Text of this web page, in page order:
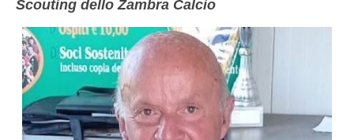
PRATO
SIENA
Carica la tua Rosa
Societa' piu'
Amatori AICS Lucca
Scouting dello Zambra Calcio